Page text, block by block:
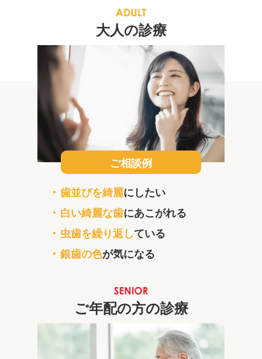
大人の診療
ご相談例
歯並びを綺麗にしたい
白い綺麗な歯にあこがれる
虫歯を繰り返している
銀歯の色が気になる
ご年配の方の診療